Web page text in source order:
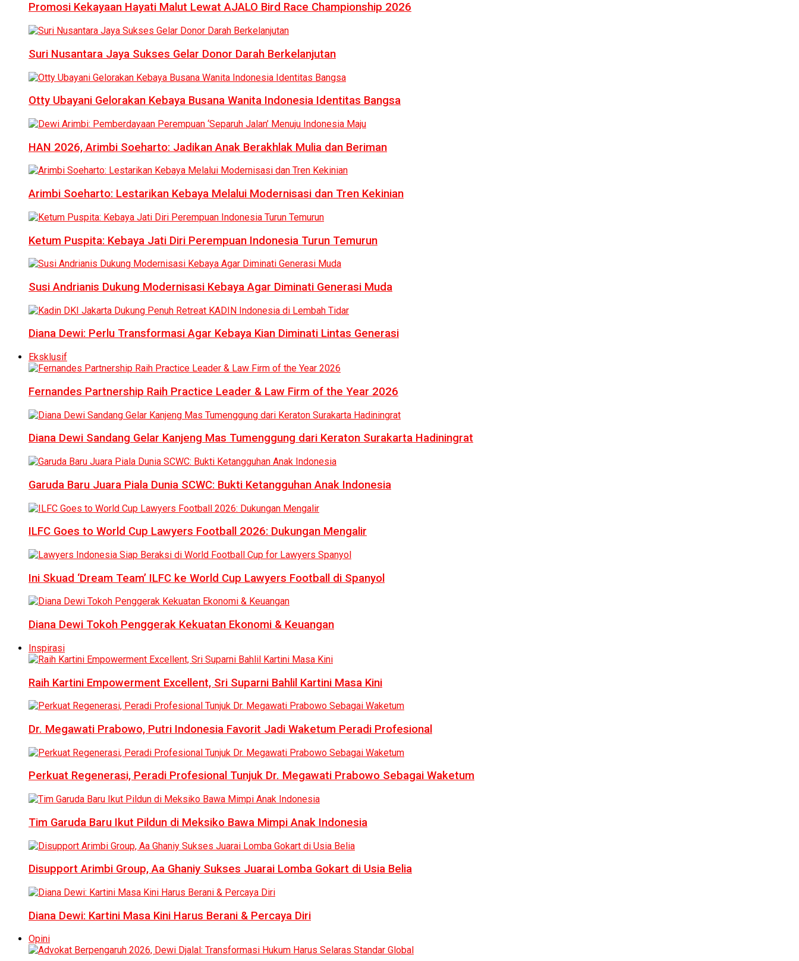
Promosi Kekayaan Hayati Malut Lewat AJALO Bird Race Championship 2026
Suri Nusantara Jaya Sukses Gelar Donor Darah Berkelanjutan
Otty Ubayani Gelorakan Kebaya Busana Wanita Indonesia Identitas Bangsa
HAN 2026, Arimbi Soeharto: Jadikan Anak Berakhlak Mulia dan Beriman
Arimbi Soeharto: Lestarikan Kebaya Melalui Modernisasi dan Tren Kekinian
Ketum Puspita: Kebaya Jati Diri Perempuan Indonesia Turun Temurun
Susi Andrianis Dukung Modernisasi Kebaya Agar Diminati Generasi Muda
Diana Dewi: Perlu Transformasi Agar Kebaya Kian Diminati Lintas Generasi
Eksklusif
Fernandes Partnership Raih Practice Leader & Law Firm of the Year 2026
Diana Dewi Sandang Gelar Kanjeng Mas Tumenggung dari Keraton Surakarta Hadiningrat
Garuda Baru Juara Piala Dunia SCWC: Bukti Ketangguhan Anak Indonesia
ILFC Goes to World Cup Lawyers Football 2026: Dukungan Mengalir
Ini Skuad ‘Dream Team’ ILFC ke World Cup Lawyers Football di Spanyol
Diana Dewi Tokoh Penggerak Kekuatan Ekonomi & Keuangan
Inspirasi
Raih Kartini Empowerment Excellent, Sri Suparni Bahlil Kartini Masa Kini
Dr. Megawati Prabowo, Putri Indonesia Favorit Jadi Waketum Peradi Profesional
Perkuat Regenerasi, Peradi Profesional Tunjuk Dr. Megawati Prabowo Sebagai Waketum
Tim Garuda Baru Ikut Pildun di Meksiko Bawa Mimpi Anak Indonesia
Disupport Arimbi Group, Aa Ghaniy Sukses Juarai Lomba Gokart di Usia Belia
Diana Dewi: Kartini Masa Kini Harus Berani & Percaya Diri
Opini